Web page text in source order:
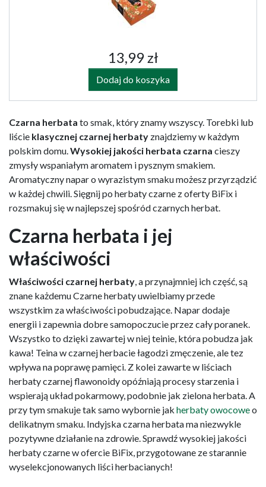
13,99 zł
Dodaj do koszyka
Czarna herbata to smak, który znamy wszyscy. Torebki lub
liście klasycznej czarnej herbaty znajdziemy w każdym
polskim domu. Wysokiej jakości herbata czarna cieszy
zmysły wspaniałym aromatem i pysznym smakiem.
Aromatyczny napar o wyrazistym smaku możesz przyrządzić
w każdej chwili. Sięgnij po herbaty czarne z oferty BiFix i
rozsmakuj się w najlepszej spośród czarnych herbat.
Czarna herbata i jej
właściwości
Właściwości czarnej herbaty , a przynajmniej ich część, są
znane każdemu Czarne herbaty uwielbiamy przede
wszystkim za właściwości pobudzające. Napar dodaje
energii i zapewnia dobre samopoczucie przez cały poranek.
Wszystko to dzięki zawartej w niej teinie, która pobudza jak
kawa! Teina w czarnej herbacie łagodzi zmęczenie, ale tez
wpływa na poprawę pamięci. Z kolei zawarte w liściach
herbaty czarnej flawonoidy opóźniają procesy starzenia i
wspierają układ pokarmowy, podobnie jak zielona herbata. A
przy tym smakuje tak samo wybornie jak herbaty owocoweo
delikatnym smaku. Indyjska czarna herbata ma niezwykle
pozytywne działanie na zdrowie. Sprawdź wysokiej jakości
herbaty czarne w ofercie BiFix, przygotowane ze starannie
wyselekcjonowanych liści herbacianych!